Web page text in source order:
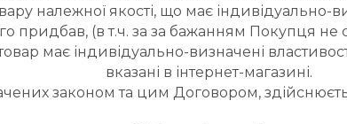
належної якості, що має індивідуально-
(в т.ч. за за бажанням Покупця не
має індивідуально-визначені
вказані в інтернет-магазині.
законом та цим Договором,